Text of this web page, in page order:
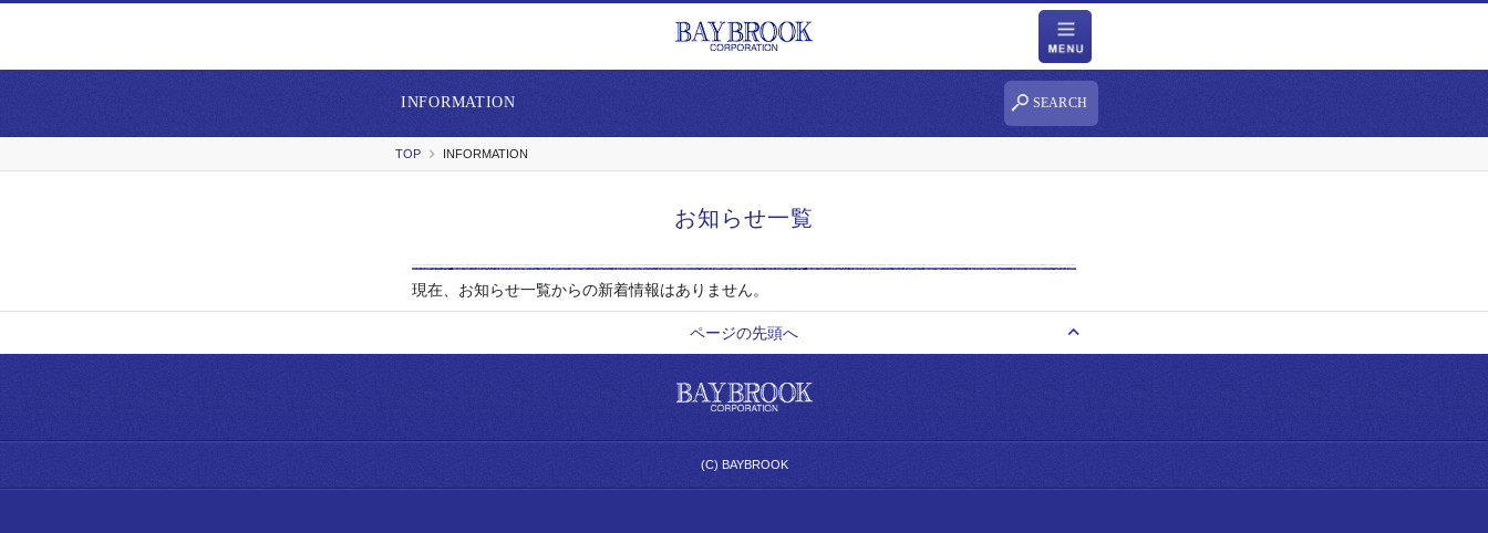
INFORMATION SEARCH
TOP INFORMATION
お知らせ一覧
現在、お知らせ一覧からの新着情報はありません。
ページの先頭へ
(C) BAYBROOK